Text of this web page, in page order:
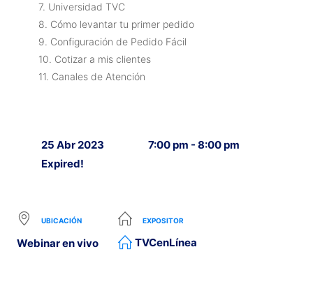
7. Universidad TVC
8. Cómo levantar tu primer pedido
9. Configuración de Pedido Fácil
10. Cotizar a mis clientes
11. Canales de Atención
25 Abr 2023
Expired!
7:00 pm - 8:00 pm
UBICACIÓN
Webinar en vivo
EXPOSITOR
TVCenLínea